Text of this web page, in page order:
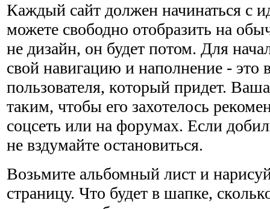
Каждый сайт должен начинаться с
можете свободно отобразить на
не дизайн, он будет потом. Для
свой навигацию и наполнение -
пользователя, который придет. Ваша
таким, чтобы его захотелось
соцсеть или на форумах. Если
не вздумайте остановиться.
Возьмите альбомный лист и
страницу. Что будет в шапке,